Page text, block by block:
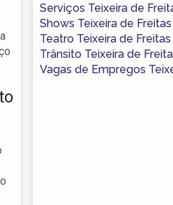
Serviços Teixeira de
Shows Teixeira de Freitas
Teatro Teixeira de Freitas
Trânsito Teixeira de
Vagas de Empregos